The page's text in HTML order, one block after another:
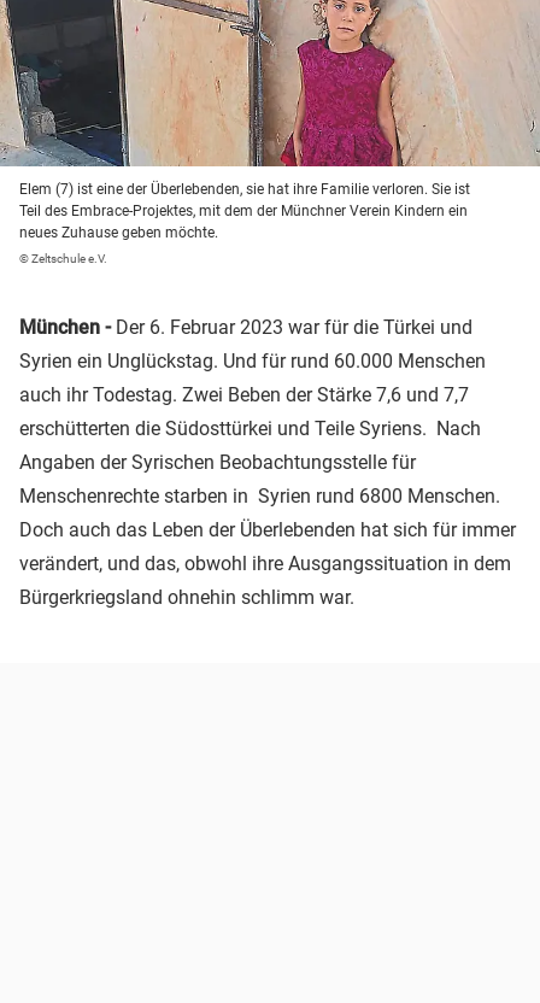
Elem (7) ist eine der Überlebenden, sie hat ihre Familie verloren. Sie ist
Teil des Embrace-Projektes, mit dem der Münchner Verein Kindern ein
neues Zuhause geben möchte.
© Zeltschule e.V.
München - Der 6. Februar 2023 war für die Türkei und
Syrien ein Unglückstag. Und für rund 60.000 Menschen
auch ihr Todestag. Zwei Beben der Stärke 7,6 und 7,7
erschütterten die Südosttürkei und Teile Syriens. Nach
Angaben der Syrischen Beobachtungsstelle für
Menschenrechte starben in Syrien rund 6800 Menschen.
Doch auch das Leben der Überlebenden hat sich für immer
verändert, und das, obwohl ihre Ausgangssituation in dem
Bürgerkriegsland ohnehin schlimm war.